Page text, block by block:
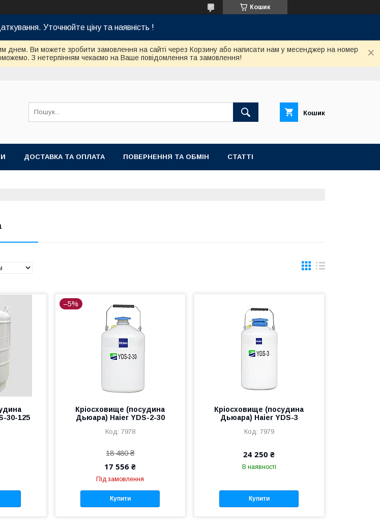
Кошик
Уточнюйте ціну та наявність !
днем. Ви можете зробити замовлення на сайті через Корзину або написати нам у месенджер на номер
З нетерпінням чекаємо на Ваше повідомлення та замовлення!
Кошик
ДОСТАВКА ТА ОПЛАТА ПОВЕРНЕННЯ ТА ОБМІН СТАТТІ
30-125
–5%
Кріосховище (посудина
Дьюара) Haier YDS-2-30
7978
18 480 ₴
17 556 ₴
Під замовлення
Купити
Кріосховище (посудина
Дьюара) Haier YDS-3
7979
24 250 ₴
В наявності
Купити